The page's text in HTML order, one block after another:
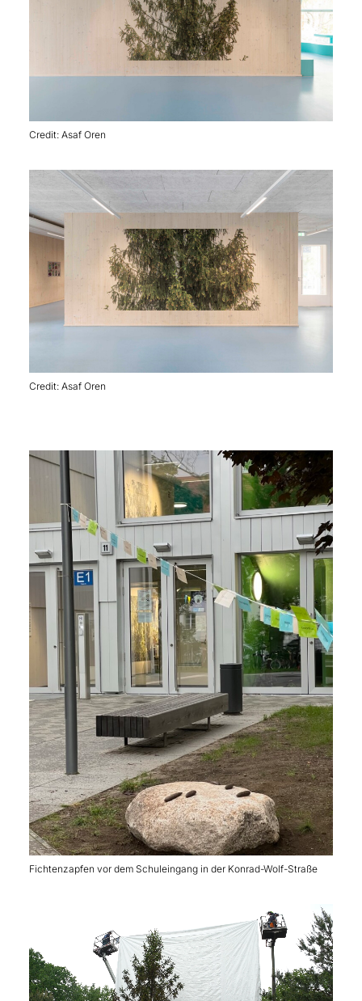
Credit: Asaf Oren
Credit: Asaf Oren
Fichtenzapfen vor dem Schuleingang in der Konrad-Wolf-Straße